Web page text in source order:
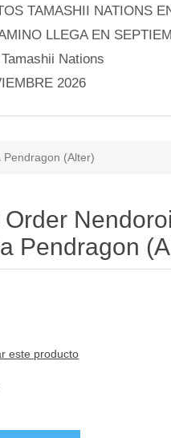
TAMASHII NATIONS
LLEGA EN
Nations
2026
(Alter)
Pendragon
este producto